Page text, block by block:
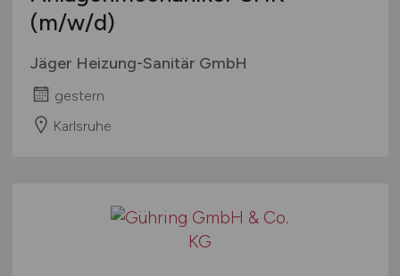
(m/w/d)
Jäger Heizung-Sanitär GmbH
gestern
Karlsruhe